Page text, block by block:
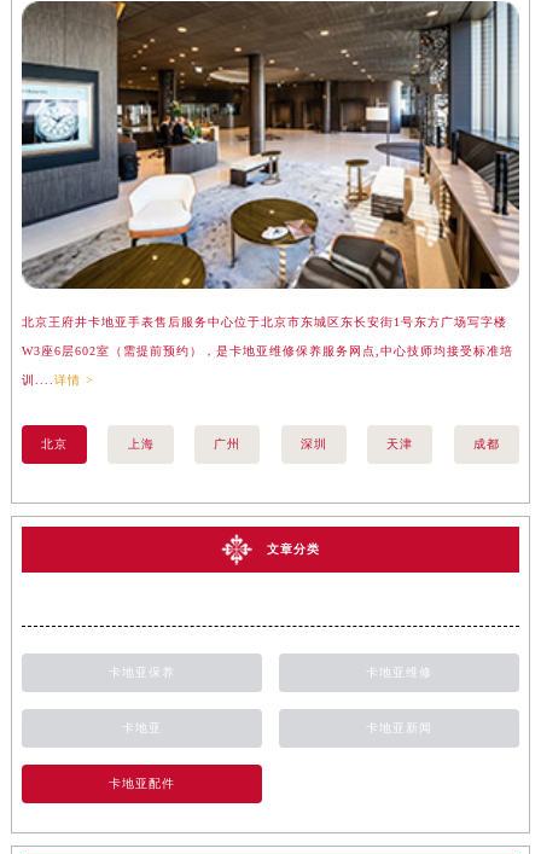
北京王府井卡地亚手表售后服务中心位于北京市东城区东长安街1号东方广场写字楼
W3座6层602室（需提前预约），是卡地亚维修保养服务网点,中心技师均接受标准培
训....详情 >
北京 上海 广州 深圳 天津 成都
文章分类
卡地亚保养 卡地亚维修
卡地亚 卡地亚新闻
卡地亚配件